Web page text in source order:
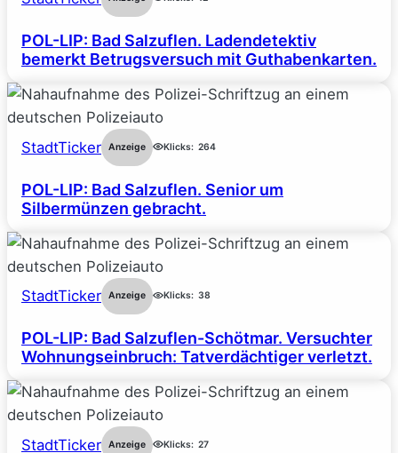
POL-LIP: Bad Salzuflen. Ladendetektiv
bemerkt Betrugsversuch mit Guthabenkarten.
StadtTicker Anzeige Klicks: 264
POL-LIP: Bad Salzuflen. Senior um
Silbermünzen gebracht.
StadtTicker Anzeige Klicks: 38
POL-LIP: Bad Salzuflen-Schötmar. Versuchter
Wohnungseinbruch: Tatverdächtiger verletzt.
StadtTicker Anzeige Klicks: 27